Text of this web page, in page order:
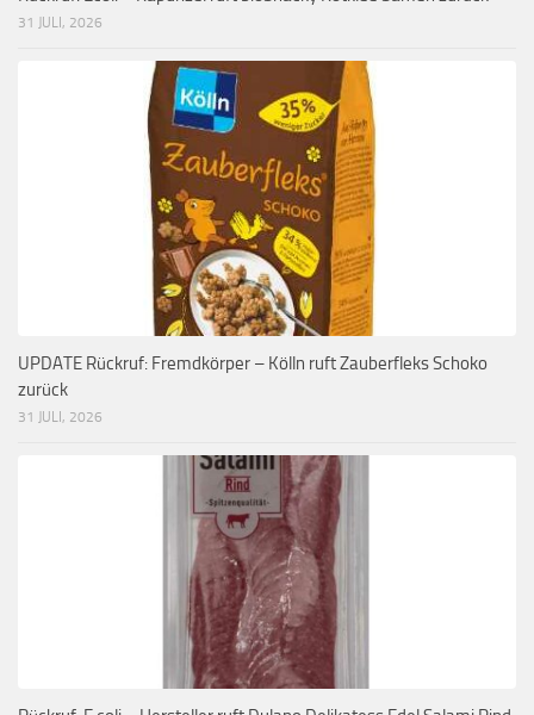
31 JULI, 2026
UPDATE Rückruf: Fremdkörper – Kölln ruft Zauberfleks Schoko
zurück
31 JULI, 2026